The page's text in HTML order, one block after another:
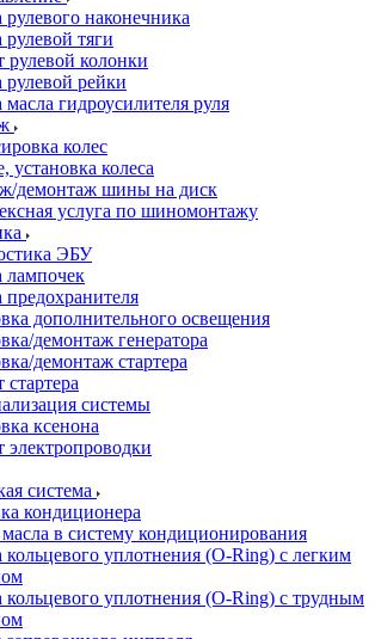
рулевого наконечника
рулевой тяги
рулевой колонки
рулевой рейки
масла гидроусилителя руля
колес
установка колеса
демонтаж шины на диск
услуга по шиномонтажу
ЭБУ
лампочек
предохранителя
дополнительного освещения
демонтаж генератора
демонтаж стартера
стартера
системы
ксенона
электропроводки
система
кондиционера
в систему кондиционирования
кольцевого уплотнения (O-Ring) с легким
кольцевого уплотнения (O-Ring) с трудным